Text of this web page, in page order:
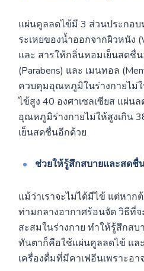
แผ่นคูลลดไข้มี 3 ส่วนประกอ
ระเหยของน้ำออกจากผิวหนัง
และ สารให้กลิ่นหอมเย็นสดชื่น
(Parabens) และ เมนทอล
ควบคุมอุณหภูมิในร่างกายไม่ใ
ไข้สูง 40 องศาเซลเซียส แผ่น
อุณหภูมิร่างกายไม่ให้สูงเกิน
เย็นสดชื่นอีกด้วย
ช่วยให้รู้สึกสบายและสดชื่
แม้ว่าเราจะไม่ได้มีไข้ แต่หาก
ท่ามกลางอากาศร้อนจัด วิธีที่
สะสมในร่างกาย ทำให้รู้สึกส
ทันตาก็คือใช้แผ่นคูลลดไข้ แล
เครื่องดื่มที่มีคาเฟอีนเพราะอ